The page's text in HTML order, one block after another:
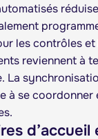
les contrôles
reviennent à
La
à se coordonner
d’accueil